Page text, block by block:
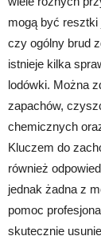
mogą być resztki
czy ogólny brud
istnieje kilka
lodówki. Można
zapachów,
chemicznych
Kluczem do
również
jednak żadna z
pomoc
skutecznie